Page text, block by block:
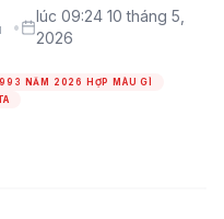
•
lúc 09:24 10 tháng 5,
2026
NĂM 2026 HỢP MÀU GÌ